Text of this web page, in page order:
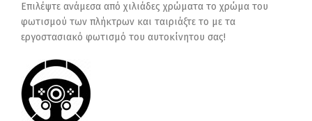
Επιλέψτε ανάμεσα από χιλιάδες χρώματα το χρώμα του
φωτισμού των πλήκτρων και ταιριάξτε το με τα
εργοστασιακό φωτισμό του αυτοκίνητου σας!